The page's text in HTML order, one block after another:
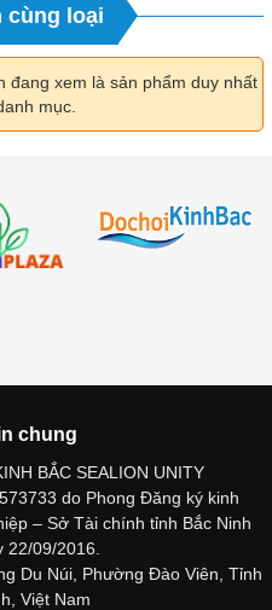
cùng loại
đang xem là sản phẩm duy nhất
mục.
chung
BẮC SEALION UNITY
do Phong Đăng ký kinh
– Sở Tài chính tỉnh Bắc Ninh
22/09/2016.
Du Núi, Phường Đào Viên, Tỉnh
Việt Nam